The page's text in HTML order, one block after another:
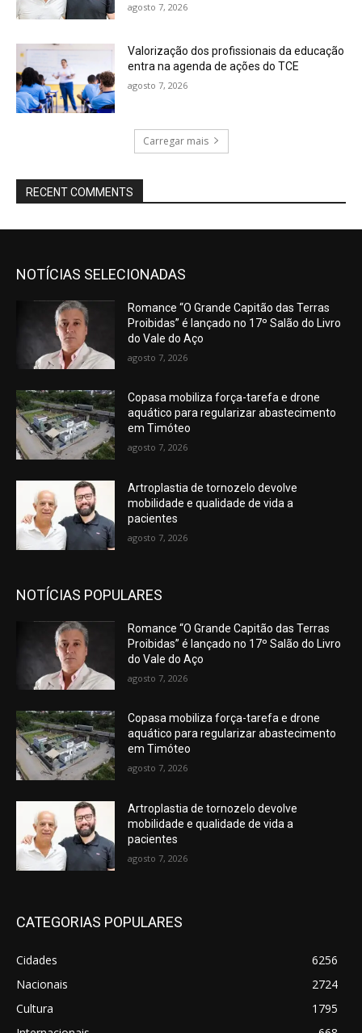
agosto 7, 2026
Valorização dos profissionais da educação
entra na agenda de ações do TCE
agosto 7, 2026
Carregar mais
RECENT COMMENTS
NOTÍCIAS SELECIONADAS
Romance “O Grande Capitão das Terras
Proibidas” é lançado no 17º Salão do Livro
do Vale do Aço
agosto 7, 2026
Copasa mobiliza força-tarefa e drone
aquático para regularizar abastecimento
em Timóteo
agosto 7, 2026
Artroplastia de tornozelo devolve
mobilidade e qualidade de vida a
pacientes
agosto 7, 2026
NOTÍCIAS POPULARES
Romance “O Grande Capitão das Terras
Proibidas” é lançado no 17º Salão do Livro
do Vale do Aço
agosto 7, 2026
Copasa mobiliza força-tarefa e drone
aquático para regularizar abastecimento
em Timóteo
agosto 7, 2026
Artroplastia de tornozelo devolve
mobilidade e qualidade de vida a
pacientes
agosto 7, 2026
CATEGORIAS POPULARES
Cidades
6256
Nacionais
2724
Cultura
1795